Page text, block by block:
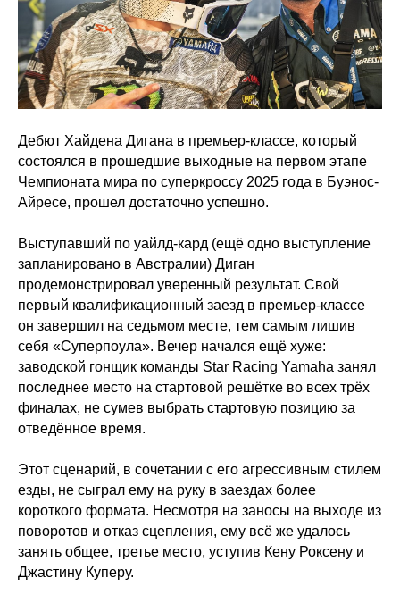
Дебют Хайдена Дигана в премьер-классе, который
состоялся в прошедшие выходные на первом этапе
Чемпионата мира по суперкроссу 2025 года в Буэнос-
Айресе, прошел достаточно успешно.
Выступавший по уайлд-кард (ещё одно выступление
запланировано в Австралии) Диган
продемонстрировал уверенный результат. Свой
первый квалификационный заезд в премьер-классе
он завершил на седьмом месте, тем самым лишив
себя «Суперпоула». Вечер начался ещё хуже:
заводской гонщик команды Star Racing Yamaha занял
последнее место на стартовой решётке во всех трёх
финалах, не сумев выбрать стартовую позицию за
отведённое время.
Этот сценарий, в сочетании с его агрессивным стилем
езды, не сыграл ему на руку в заездах более
короткого формата. Несмотря на заносы на выходе из
поворотов и отказ сцепления, ему всё же удалось
занять общее, третье место, уступив Кену Роксену и
Джастину Куперу.